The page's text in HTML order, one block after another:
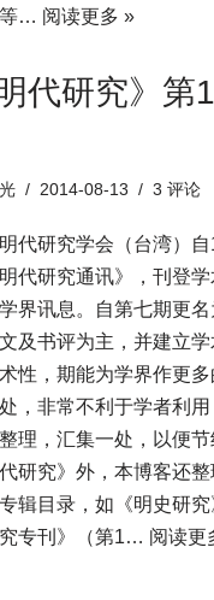
… 阅读更多 »
明代研究》第
2014-08-13 3 评论
代研究学会（台湾）
代研究通讯》，刊登
界讯息。自第七期更
及书评为主，并建立
性，期能为学界作更
，非常不利于学者利
理，汇集一处，以便
代研究》外，本博客还
辑目录，如《明史研
专刊》（第1… 阅读更